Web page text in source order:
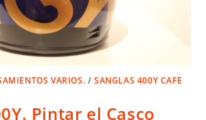
VARIOS. /SANGLAS 400Y CAFE
Pintar el Casco